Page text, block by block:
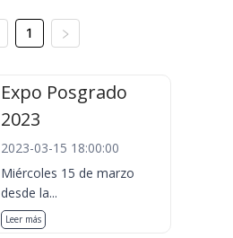
1
Expo Posgrado
2023
2023-03-15 18:00:00
Miércoles 15 de marzo
desde la...
Leer más